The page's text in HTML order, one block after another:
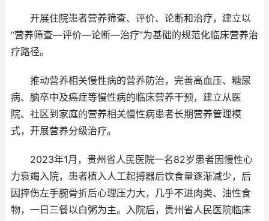
开展住院患者营养筛查、评价、论断和治疗，建立以
“营养筛查—评价—论断—治疗”为基础的规范化临床营养治
疗路径。
推动营养相关慢性病的营养防治，完善高血压、糖尿
病、脑卒中及癌症等慢性病的临床营养干预，建立从医
院、社区到家庭的营养相关慢性病患者长期营养管理模
式，开展营养分级治疗。
2023年1月，贵州省人民医院一名82岁患者因慢性心
力衰竭入院，患者植入人工起搏器后饮食量逐渐减少，后
因摔伤左手腕骨折后心理压力大，几乎不进肉类、油性食
物，一日三餐以白粥为主。入院后，贵州省人民医院临床